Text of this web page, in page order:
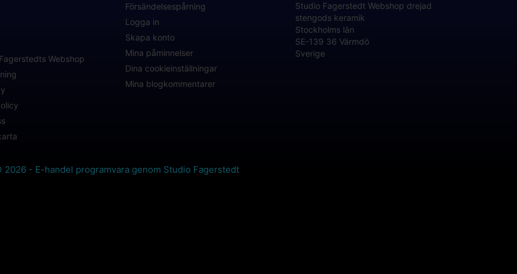
Webshop
Försändelsespårning
Logga in
Skapa konto
Mina påminnelser
Dina cookieinställningar
Mina blogkommentarer
Studio Fagerstedt Webshop drejad
stengods keramik
Stockholms län
SE-139 36 Värmdö
Sverige
2026 - E-handel programvara genom Studio Fagerstedt